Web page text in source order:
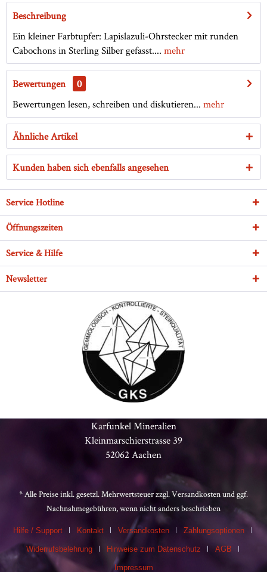
Beschreibung
Ein kleiner Farbtupfer: Lapislazuli-Ohrstecker mit runden
Cabochons in Sterling Silber gefasst.... mehr
Bewertungen
0
Bewertungen lesen, schreiben und diskutieren... mehr
Ähnliche Artikel
Kunden haben sich ebenfalls angesehen
Service Hotline
Öffnungszeiten
Service & Hilfe
Newsletter
Karfunkel Mineralien
Kleinmarschierstrasse 39
52062 Aachen
* Alle Preise inkl. gesetzl. Mehrwertsteuer zzgl.Versandkostenund ggf.
Nachnahmegebühren, wenn nicht anders beschrieben
Hilfe / Support Kontakt Versandkosten Zahlungsoptionen
Widerrufsbelehrung Hinweise zum Datenschutz AGB
Impressum